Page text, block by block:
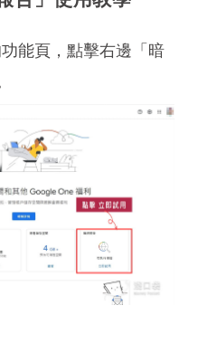
能頁，點擊右邊「暗